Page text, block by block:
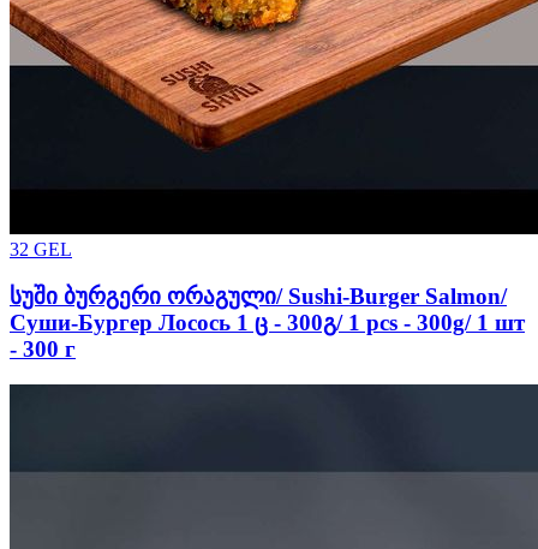
32 GEL
სუში ბურგერი ორაგული/ Sushi-Burger Salmon/
Суши-Бургер Лосось 1 ც - 300გ/ 1 pcs - 300g/ 1 шт
- 300 г